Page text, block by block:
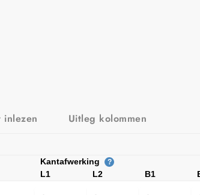
inlezen Uitleg kolommen
Kantafwerking ?
L1 L2 B1